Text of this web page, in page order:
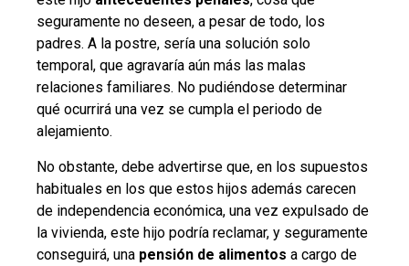
seguramente no deseen, a pesar de todo, los
padres. A la postre, sería una solución solo
temporal, que agravaría aún más las malas
relaciones familiares. No pudiéndose determinar
qué ocurrirá una vez se cumpla el periodo de
alejamiento.
No obstante, debe advertirse que, en los supuestos
habituales en los que estos hijos además carecen
de independencia económica, una vez expulsado de
la vivienda, este hijo podría reclamar, y seguramente
conseguirá, una pensión de alimentos a cargo de